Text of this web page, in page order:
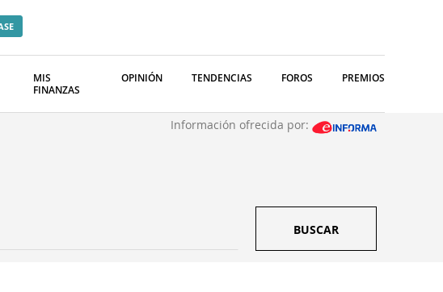
MIS
FINANZAS
OPINIÓN TENDENCIAS FOROS PREMIOS
Información ofrecida por:
BUSCAR